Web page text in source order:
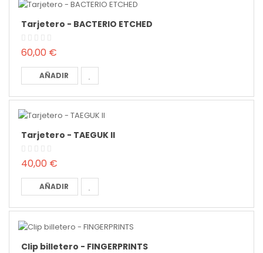
Tarjetero - BACTERIO ETCHED
60,00 €
AÑADIR
Tarjetero - TAEGUK II
40,00 €
AÑADIR
Clip billetero - FINGERPRINTS